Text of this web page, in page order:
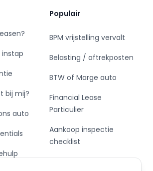
automatisch dimmend
elektrisch inklapbaar
achter
achter
bij mij?
auto
Populair
BPM vrijstelling vervalt
Belasting / aftrekposten
BTW of Marge auto
Financial Lease
Particulier
Aankoop inspectie
checklist
Private Leasen,